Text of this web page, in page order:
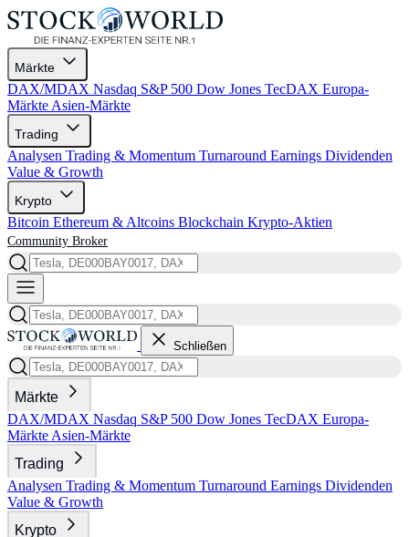
Märkte
DAX/MDAX Nasdaq S&P 500 Dow Jones TecDAX Europa-
Märkte Asien-Märkte
Trading
Analysen Trading & Momentum Turnaround Earnings Dividenden
Value & Growth
Krypto
Bitcoin Ethereum & Altcoins Blockchain Krypto-Aktien
Community Broker
Schließen
Märkte
DAX/MDAX Nasdaq S&P 500 Dow Jones TecDAX Europa-
Märkte Asien-Märkte
Trading
Analysen Trading & Momentum Turnaround Earnings Dividenden
Value & Growth
Krypto